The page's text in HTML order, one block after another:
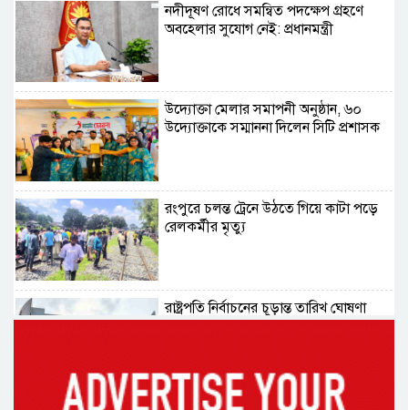
নদীদূষণ রোধে সমন্বিত পদক্ষেপ গ্রহণে
অবহেলার সুযোগ নেই: প্রধানমন্ত্রী
উদ্যোক্তা মেলার সমাপনী অনুষ্ঠান, ৬০
উদ্যোক্তাকে সম্মাননা দিলেন সিটি প্রশাসক
রংপুরে চলন্ত ট্রেনে উঠতে গিয়ে কাটা পড়ে
রেলকর্মীর মৃত্যু
রাষ্ট্রপতি নির্বাচনের চূড়ান্ত তারিখ ঘোষণা